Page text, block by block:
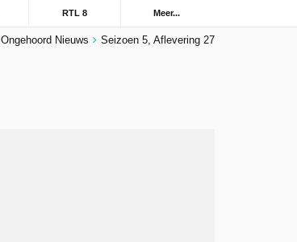
RTL 8 Meer...
Ongehoord Nieuws Seizoen 5, Aflevering 27